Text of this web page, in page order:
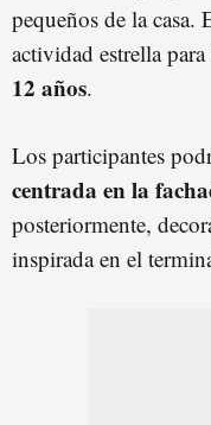
pequeños de la casa.
actividad estrella
12 años.
Los participantes
centrada en la
posteriormente,
inspirada en el